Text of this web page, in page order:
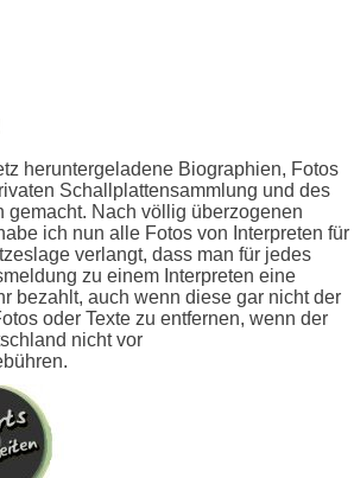
heruntergeladene Biographien, Fotos
Schallplattensammlung und des
Nach völlig überzogenen
ich nun alle Fotos von Interpreten für
verlangt, dass man für jedes
zu einem Interpreten eine
bezahlt, auch wenn diese gar nicht der
oder Texte zu entfernen, wenn der
nicht vor